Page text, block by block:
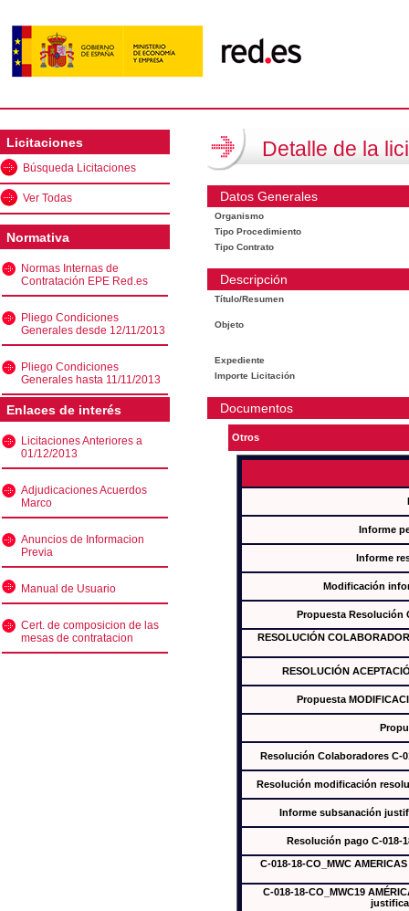
Licitaciones
Búsqueda Licitaciones
Ver Todas
Normativa
Normas Internas de
Contratación EPE Red.es
Pliego Condiciones
Generales desde 12/11/2013
Pliego Condiciones
Generales hasta 11/11/2013
Enlaces de interés
Licitaciones Anteriores a
01/12/2013
Adjudicaciones Acuerdos
Marco
Anuncios de Informacion
Previa
Manual de Usuario
Cert. de composicion de las
mesas de contratacion
Detalle de la
Datos Generales
Organismo
Tipo Procedimiento
Tipo Contrato
Descripción
Título/Resumen
Objeto
Expediente
Importe Licitación
Documentos
Otros
Informe
Informe
Modificación
Propuesta Resolución
RESOLUCIÓN
RESOLUCIÓN
Propuesta
Resolución Colaboradores C-
Resolución modificación
Informe subsanación
Resolución pago C-018-
C-018-18-CO_MWC
C-018-18-CO_MWC19